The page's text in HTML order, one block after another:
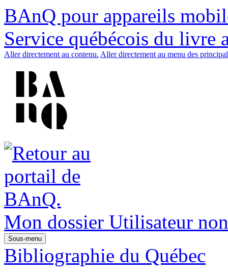
BAnQ pour appareils
Service québécois du livre
Aller directement au contenu. Aller directement au menu des
Mon dossier Utilisateur
Sous-menu
Bibliographie du Québec